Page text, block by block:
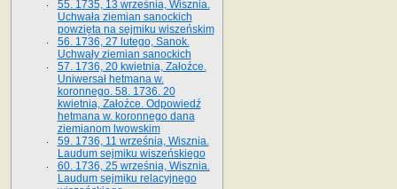
55. 1735, 13 września, Wisznia.
Uchwała ziemian sanockich
powzięta na sejmiku wiszeńskim
56. 1736, 27 lutego, Sanok.
Uchwały ziemian sanockich
57. 1736, 20 kwietnia, Załoźce.
Uniwersał hetmana w.
koronnego. 58. 1736. 20
kwietnia, Załoźce. Odpowiedź
hetmana w. koronnego dana
ziemianom lwowskim
59. 1736, 11 września, Wisznia.
Laudum sejmiku wiszeńskiego
60. 1736, 25 września, Wisznia.
Laudum sejmiku relacyjnego